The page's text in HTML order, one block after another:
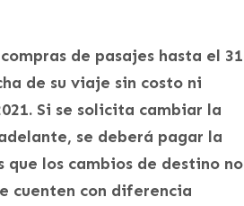
de pasajes hasta el 31
de su viaje sin costo ni
Si se solicita cambiar la
se deberá pagar la
los cambios de destino no
cuenten con diferencia